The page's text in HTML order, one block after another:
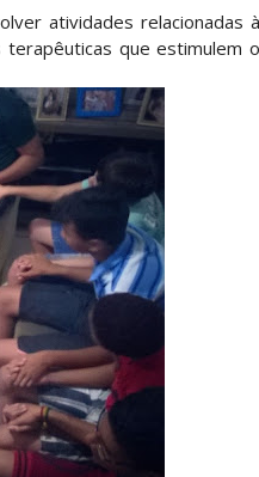
atividades relacionadas à
terapêuticas que estimulem o